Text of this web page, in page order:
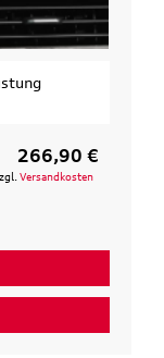
266,90 €
Versandkosten